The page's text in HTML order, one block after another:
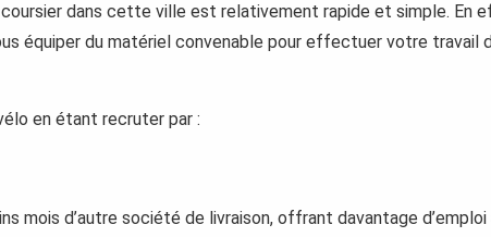
dans cette ville est relativement rapide et simple. En
équiper du matériel convenable pour effectuer votre
en étant recruter par :
mois d’autre société de livraison, offrant davantage